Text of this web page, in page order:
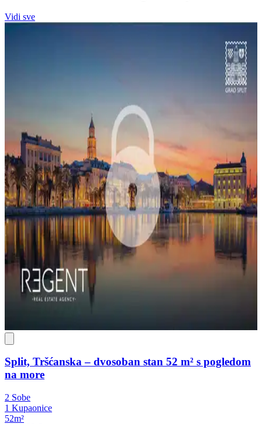
Vidi sve
Split, Tršćanska – dvosoban stan 52 m² s pogledom
na more
2 Sobe
1 Kupaonice
52m²